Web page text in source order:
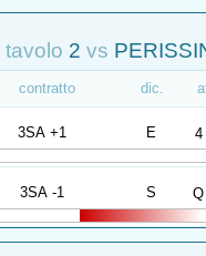
tavolo 2 vs
contratto dic.
3SA +1 E 4
3SA -1 S Q